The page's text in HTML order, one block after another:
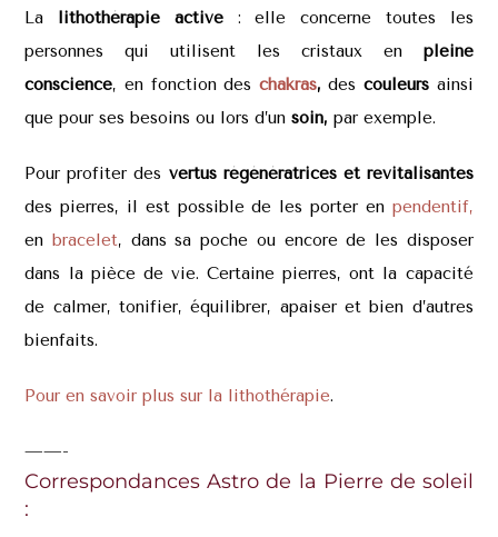
La lithothérapie active : elle concerne toutes les
personnes qui utilisent les cristaux en pleine
conscience, en fonction des chakras, des couleurs ainsi
que pour ses besoins ou lors d’un soin, par exemple.
Pour profiter des vertus régénératrices et revitalisantes
des pierres, il est possible de les porter en pendentif,
enbracelet, dans sa poche ou encore de les disposer
dans la pièce de vie. Certaine pierres, ont la capacité
de calmer, tonifier, équilibrer, apaiser et bien d’autres
bienfaits.
Pour en savoir plus sur la lithothérapie.
——-
Correspondances Astro de la Pierre de soleil
: